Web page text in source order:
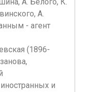
А.
- агент
(1896-
и